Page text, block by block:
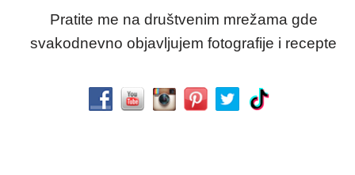
Pratite me na društvenim mrežama gde
svakodnevno objavljujem fotografije i recepte